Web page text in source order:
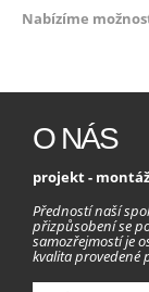
Nabízíme
O NÁS
projekt -
Předností naší
přizpůsobení se
samozřejmostí je
kvalita provedené